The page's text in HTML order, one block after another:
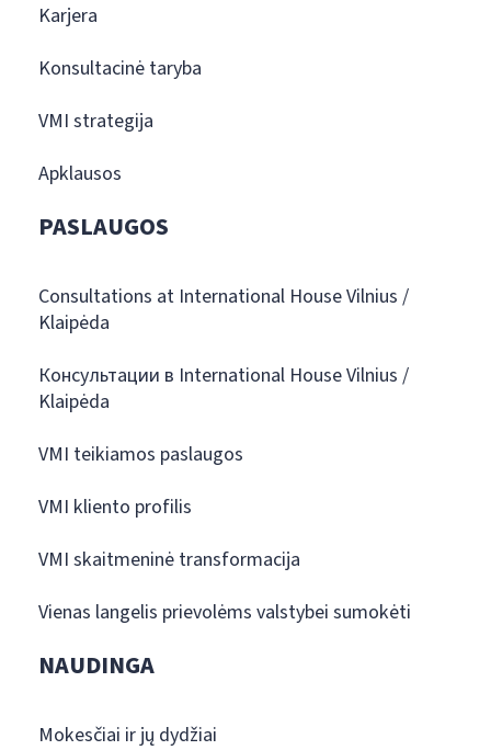
Karjera
Konsultacinė taryba
VMI strategija
Apklausos
PASLAUGOS
Consultations at International House Vilnius /
Klaipėda
Консультации в International House Vilnius /
Klaipėda
VMI teikiamos paslaugos
VMI kliento profilis
VMI skaitmeninė transformacija
Vienas langelis prievolėms valstybei sumokėti
NAUDINGA
Mokesčiai ir jų dydžiai